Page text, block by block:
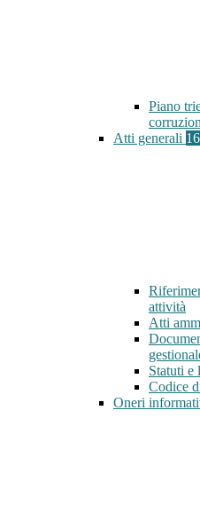
Piano
Atti generali 16
attività
Atti
Statuti e
Codice
Oneri